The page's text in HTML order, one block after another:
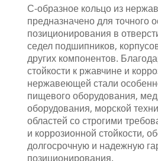
С-образное кольцо из
предназначено для точного
позиционирования в
седел подшипников,
других компонентов.
стойкости к ржавчине и
нержавеющей стали
пищевого оборудования,
оборудования, морской
областей со строгими
и коррозионной стойкости,
долгосрочную и надежную
позиционирования.